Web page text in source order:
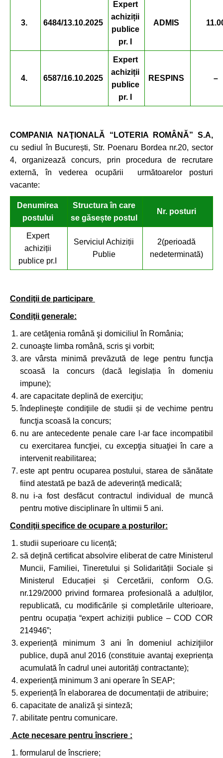
3. 6484/13.10.2025
Expert
achiziții
publice
pr. I
ADMIS
4. 6587/16.10.2025
Expert
achiziții
publice
pr. I
RESPINS –
COMPANIA NAŢIONALĂ “LOTERIA ROMÂNĂ” S.A,
cu sediul în București, Str. Poenaru Bordea nr.20, sector
4, organizează concurs, prin procedura de recrutare
externă, în vederea ocupării următoarelor posturi
vacante:
Denumirea
postului
Structura în care
se găseștepostul
Nr. posturi
Expert
achiziții
publice pr.I
Serviciul Achiziții
Publie
2(perioadă
nedeterminată)
Condiţii de participare
Condiţii generale:
are cetăţenia română şi domiciliul în România;
cunoaşte limba română, scris şi vorbit;
are vârsta minimă prevăzută de lege pentru funcţia
scoasă la concurs (dacă legislația în domeniu
impune);
are capacitate deplină de exerciţiu;
îndeplineşte condiţiile de studii și de vechime pentru
funcţia scoasă la concurs;
nu are antecedente penale care l-ar face incompatibil
cu exercitarea funcţiei, cu excepţia situaţiei în care a
intervenit reabilitarea;
este apt pentru ocuparea postului, starea de sănătate
fiind atestată pe bază de adeverință medicală;
nu i-a fost desfăcut contractul individual de muncă
pentru motive disciplinare în ultimii 5 ani.
Condiţii specifice de ocupare a posturilor:
studii superioare cu licență;
să deţină certificat absolvire eliberat de catre Ministerul
Muncii, Familiei, Tineretului și Solidarității Sociale și
Ministerul Educației și Cercetării, conform O.G.
nr.129/2000 privind formarea profesională a adulților,
republicată, cu modificările și completările ulterioare,
pentru ocupația “expert achiziții publice – COD COR
214946”;
experiență minimum 3 ani în domeniul achiziţiilor
publice, după anul 2016 (constituie avantaj exepriența
acumulată în cadrul unei autorități contractante);
experiență minimum 3 ani operare în SEAP;
experiență în elaborarea de documentații de atribuire;
capacitate de analiză şi sinteză;
abilitate pentru comunicare.
Acte necesare pentru înscriere :
formularul de înscriere;